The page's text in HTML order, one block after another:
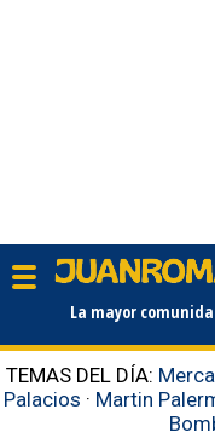
La mayor
TEMAS DEL DÍA:
Palacios · Martin